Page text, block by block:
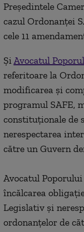
Preşedintele
cazul Ordonanţei
cele 11
ŞiAvocatul
referitoare la
modificarea şi
programul SAFE,
constituţionale de
nerespectarea
către un Guvern
Avocatul
încălcarea
Legislativ şi
ordonanţelor de